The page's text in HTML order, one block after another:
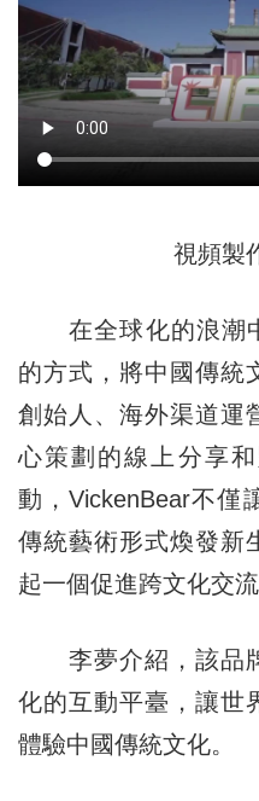
視頻製
在全球化的浪潮中
的方式，將中國傳統
創始人、海外渠道運
心策劃的線上分享
動，VickenBear不僅
傳統藝術形式煥發新
起一個促進跨文化交流
李夢介紹，該品牌
化的互動平臺，讓世
體驗中國傳統文化。